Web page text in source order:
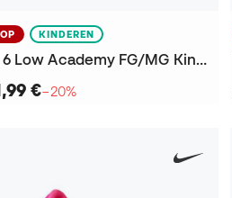
KINDEREN
Phantom 6 Low Academy FG/MG Kind Voetbalschoenen
€−20%